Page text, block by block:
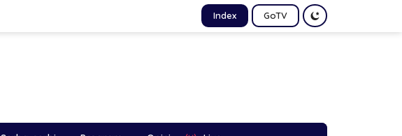
Index GoTV